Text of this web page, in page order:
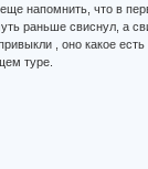
напомнить, что в
раньше свиснул, а
, оно какое
туре.